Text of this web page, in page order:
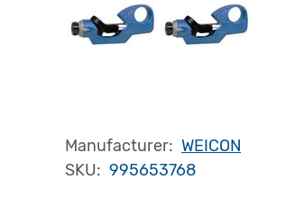
Manufacturer: WEICON
SKU: 995653768